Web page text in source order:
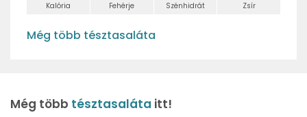
Kalória Fehérje Szénhidrát Zsír
Még több tésztasaláta
Még több tésztasaláta itt!